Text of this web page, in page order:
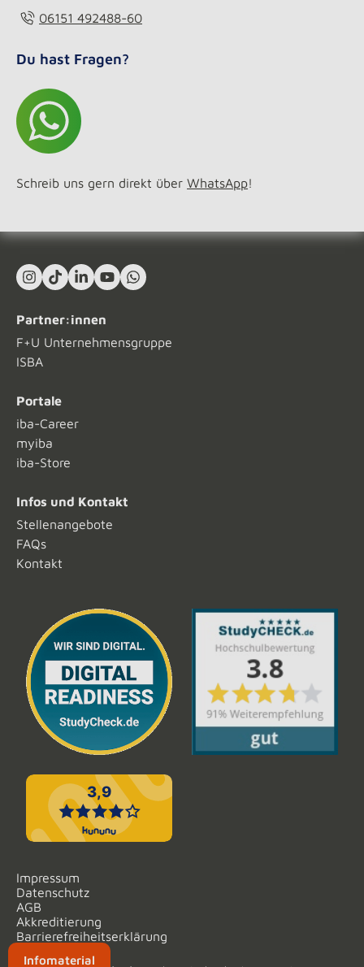
Infomaterial
06151 492488-60
Du hast Fragen?
Schreib uns gern direkt über WhatsApp!
Instagram
TikTokLinkedIn In
YouTubeWhat's App
Partner:innen
F+U Unternehmensgruppe
ISBA
Portale
iba-Career
myiba
iba-Store
Infos und Kontakt
Stellenangebote
FAQs
Kontakt
Impressum
Datenschutz
AGB
Akkreditierung
Barrierefreiheitserklärung